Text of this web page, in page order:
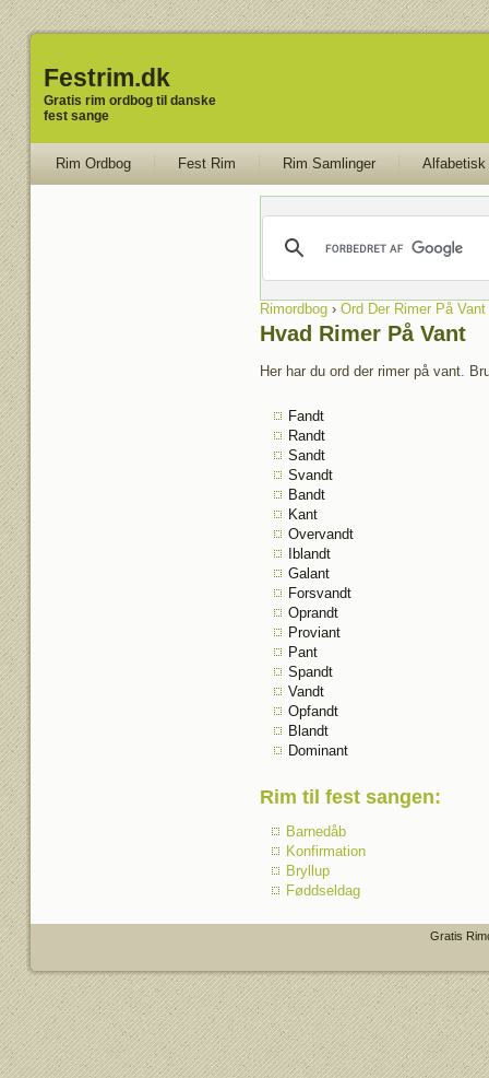
Festrim.dk
Gratis rim ordbog til danske
fest sange
Rim Ordbog Fest Rim Rim Samlinger Alfabetisk
Rimordbog› Ord Der Rimer På Vant
Hvad Rimer På Vant
Her har du ord der rimer på vant.
Fandt
Randt
Sandt
Svandt
Bandt
Kant
Overvandt
Iblandt
Galant
Forsvandt
Oprandt
Proviant
Pant
Spandt
Vandt
Opfandt
Blandt
Dominant
Rim til fest sangen:
Barnedåb
Konfirmation
Bryllup
Føddseldag
Gratis